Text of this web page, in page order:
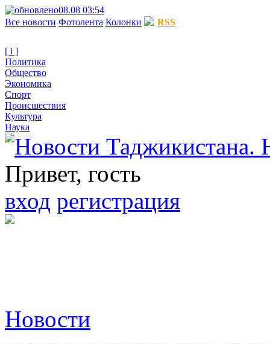
08.08 03:54
Все новости Фотолента Колонки RSS
[ i ]
Политика
Общество
Экономика
Спорт
Происшествия
Культура
Наука
Привет, гость
вход регистрация
Новости